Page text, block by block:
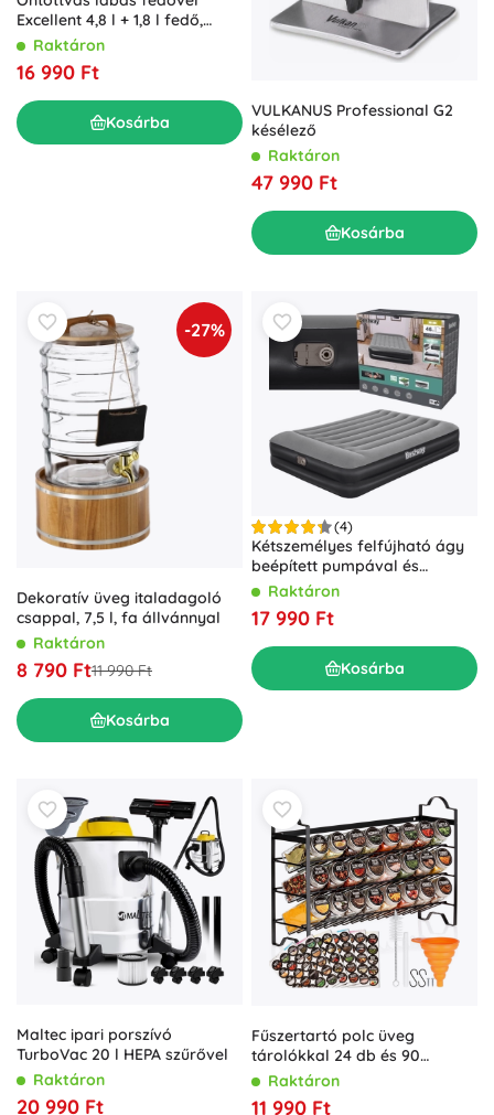
Excellent 4,8 l + 1,8 l fedő,
fekete
Raktáron
16 990 Ft
Kosárba
VULKANUS Professional G2
késélező
Raktáron
47 990 Ft
Kosárba
-27%
Dekoratív üveg italadagoló
csappal, 7,5 l, fa állvánnyal
Raktáron
8 790 Ft11 990 Ft
Kosárba
(4)
Kétszemélyes felfújható ágy
beépített pumpával és
párnával 203 × 152 × 46 cm
Raktáron
17 990 Ft
Kosárba
Maltec ipari porszívó
TurboVac 20 l HEPA szűrővel
Raktáron
20 990 Ft
Fűszertartó polc üveg
tárolókkal 24 db és 90
címkével
Raktáron
11 990 Ft